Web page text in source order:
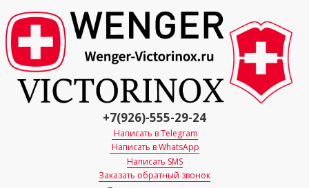
+7(926)-555-29-24
Написать в Telegram
Написать в WhatsApp
Написать SMS
Заказать обратный звонок